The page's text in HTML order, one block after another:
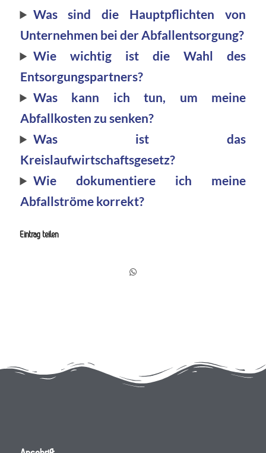
Was sind die Hauptpflichten von
Unternehmen bei der Abfallentsorgung?
Wie wichtig ist die Wahl des
Entsorgungspartners?
Was kann ich tun, um meine
Abfallkosten zu senken?
Was ist das
Kreislaufwirtschaftsgesetz?
Wie dokumentiere ich meine
Abfallströme korrekt?
Eintrag teilen